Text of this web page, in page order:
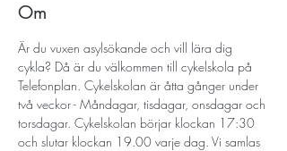
Om
Är du vuxen asylsökande och vill lära dig
cykla? Då är du välkommen till cykelskola på
Telefonplan. Cykelskolan är åtta gånger under
två veckor - Måndagar, tisdagar, onsdagar och
torsdagar. Cykelskolan börjar klockan 17:30
och slutar klockan 19.00 varje dag. Vi samlas